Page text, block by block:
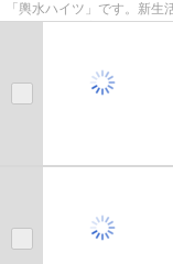
「輿水ハイツ」です。新